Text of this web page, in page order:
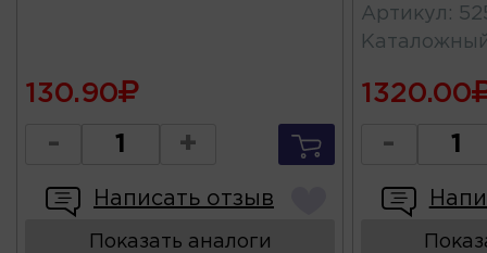
130.90
- +
Написать отзыв
Показать аналоги
Артикул :
1320.00
-